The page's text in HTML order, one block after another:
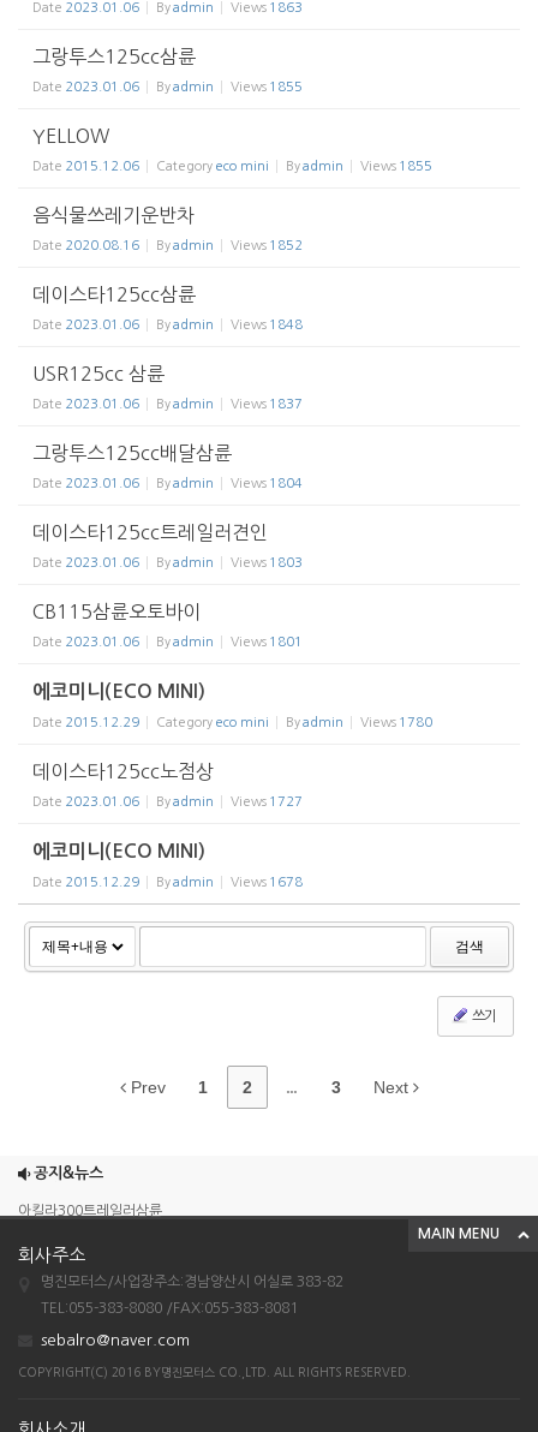
Date 2023.01.06 Byadmin Views 1863
그랑투스125cc삼륜
Date 2023.01.06 Byadmin Views 1855
YELLOW
Date 2015.12.06 Category eco mini Byadmin Views 1855
음식물쓰레기운반차
Date 2020.08.16 Byadmin Views 1852
데이스타125cc삼륜
Date 2023.01.06 Byadmin Views 1848
USR125cc 삼륜
Date 2023.01.06 Byadmin Views 1837
그랑투스125cc배달삼륜
Date 2023.01.06 Byadmin Views 1804
데이스타125cc트레일러견인
Date 2023.01.06 Byadmin Views 1803
CB115삼륜오토바이
Date 2023.01.06 Byadmin Views 1801
에코미니(ECO MINI)
Date 2015.12.29 Category eco mini Byadmin Views 1780
데이스타125cc노점상
Date 2023.01.06 Byadmin Views 1727
에코미니(ECO MINI)
Date 2015.12.29 Byadmin Views 1678
검색
쓰기
Prev 1 2 ... 3 Next
공지&뉴스
엠보이 125cc삼륜
아킬라300트레일러삼륜
시티밴승용배달용
조이맥스125cc삼륜
엠보이 125cc삼륜
아킬라300트레일러삼륜
MAIN MENU
회사주소
명진모터스/사업장주소:경남양산시 어실로 383-82
TEL:055-383-8080 /FAX:055-383-8081
sebalro@naver.com
COPYRIGHT(C) 2016 BY명진모터스 CO.,LTD. ALL RIGHTS RESERVED.